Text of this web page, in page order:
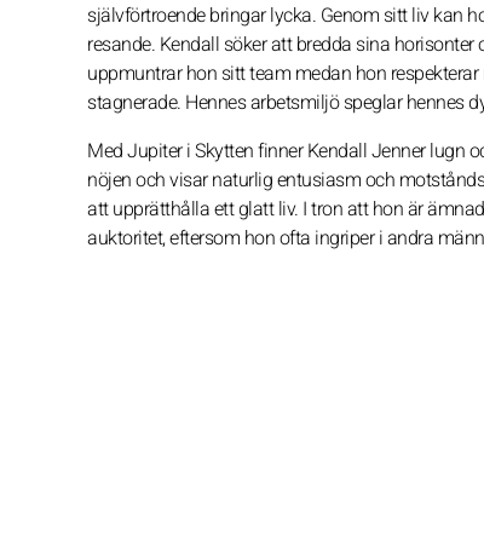
självförtroende bringar lycka. Genom sitt liv kan
resande. Kendall söker att bredda sina
uppmuntrar hon sitt team medan hon
stagnerade. Hennes arbetsmiljö speglar hennes
Med Jupiter i Skytten finner Kendall Jenner lugn
nöjen och visar naturlig entusiasm och
att upprätthålla ett glatt liv. I tron att hon är
auktoritet, eftersom hon ofta ingriper i andra